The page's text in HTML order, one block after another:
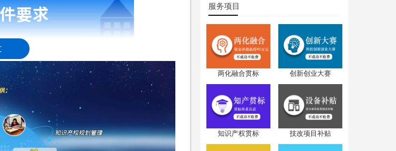
业单位、科研机构、医疗机构和高等院校，或
服务项目
两化融合贯标 创新创业大赛
知识产权贯标 技改项目补贴